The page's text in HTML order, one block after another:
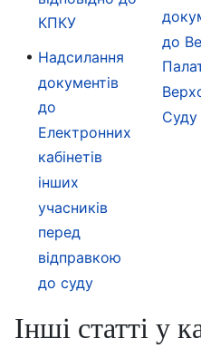
КПКУ
Надсилання
документів
до
Електронних
кабінетів
інших
учасників
перед
відправкою
до суду
до
Суду
Інші статті у